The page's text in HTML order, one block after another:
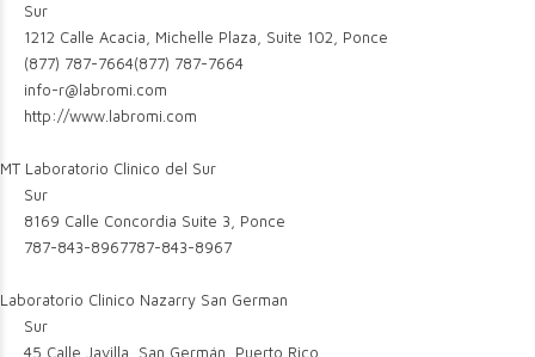
Sur
1212 Calle Acacia, Michelle Plaza, Suite 102, Ponce
(877) 787-7664(877) 787-7664
info-r@labromi.com
http://www.labromi.com
MT Laboratorio Clinico del Sur
Sur
8169 Calle Concordia Suite 3, Ponce
787-843-8967787-843-8967
Laboratorio Clinico Nazarry San German
Sur
45 Calle Javilla, San Germán, Puerto Rico